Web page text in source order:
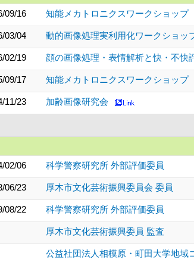
09/16
知能メカトロニクスワークショップ
03/04 動的画像処理実利用化ワークショッ
02/19 顔の画像処理・表情解析と快・不快
09/17 知能メカトロニクスワークショップ
11/23 加齢画像研究会
02/06
科学警察研究所 外部評価委員
06/23 厚木市文化芸術振興委員会 委員
08/22 科学警察研究所 外部評価委員
厚木市文化芸術振興委員 監査
公益社団法人相模原・町田大学地域